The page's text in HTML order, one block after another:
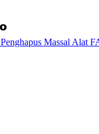
Penghapus Massal Alat